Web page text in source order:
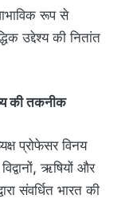
रूप से
उद्देश्य की नितांत
की तकनीक
प्रोफेसर विनय
ऋषियों और
संवर्धित भारत की